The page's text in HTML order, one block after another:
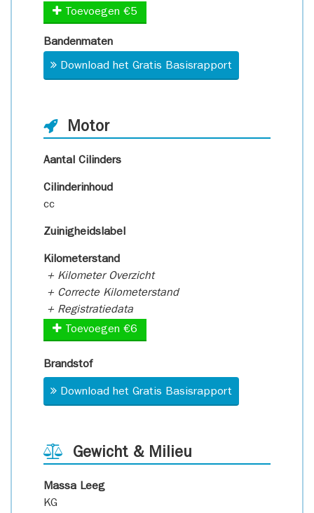
Toevoegen €5
Bandenmaten
Download het Gratis Basisrapport
Motor
Aantal Cilinders
Cilinderinhoud
cc
Zuinigheidslabel
Kilometerstand
+ Kilometer Overzicht
+ Correcte Kilometerstand
+ Registratiedata
Toevoegen €6
Brandstof
Download het Gratis Basisrapport
Gewicht & Milieu
Massa Leeg
KG